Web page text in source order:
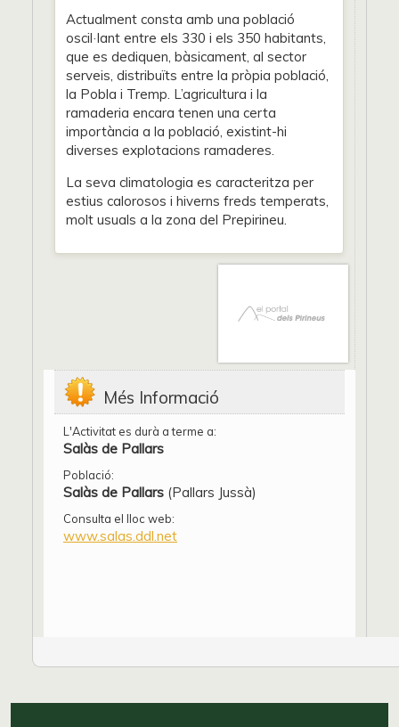
Actualment consta amb una població
oscil·lant entre els 330 i els 350 habitants,
que es dediquen, bàsicament, al sector
serveis, distribuïts entre la pròpia població,
la Pobla i Tremp. L’agricultura i la
ramaderia encara tenen una certa
importància a la població, existint-hi
diverses explotacions ramaderes.
La seva climatologia es caracteritza per
estius calorosos i hiverns freds temperats,
molt usuals a la zona del Prepirineu.
Més Informació
L'Activitat es durà a terme a:
Salàs de Pallars
Població:
Salàs de Pallars (Pallars Jussà)
Consulta el lloc web:
www.salas.ddl.net